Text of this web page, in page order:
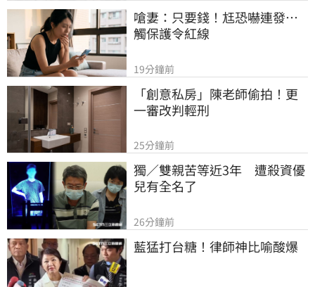
嗆妻：只要錢！尪恐嚇連發…
觸保護令紅線
19分鐘前
「創意私房」陳老師偷拍！更
一審改判輕刑
25分鐘前
獨／雙親苦等近3年　遭殺資優
兒有全名了
26分鐘前
藍猛打台糖！律師神比喻酸爆